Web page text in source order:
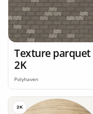
Texture parquet
2K
Polyhaven
2K